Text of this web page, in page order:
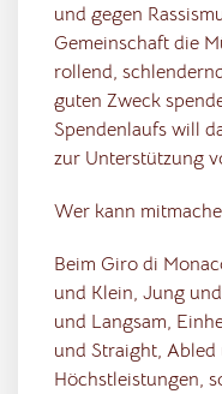
und gegen
Gemeinschaft die
rollend,
guten Zweck
Spendenlaufs will
zur Unterstützung
Wer kann
Beim Giro di
und Klein, Jung
und Langsam,
und Straight,
Höchstleistungen,